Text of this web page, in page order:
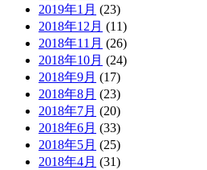
2019年1月 (23)
2018年12月 (11)
2018年11月 (26)
2018年10月 (24)
2018年9月 (17)
2018年8月 (23)
2018年7月 (20)
2018年6月 (33)
2018年5月 (25)
2018年4月 (31)